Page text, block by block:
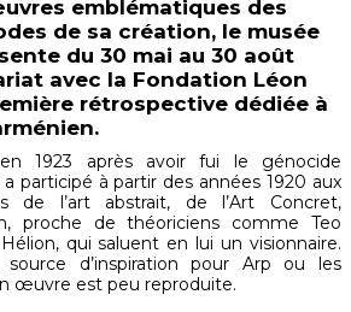
emblématiques des
de sa création, le musée
du 30 mai au 30 août
avec la Fondation Léon
rétrospective dédiée à
1923 après avoir fui le génocide
participé à partir des années 1920 aux
de l’art abstrait, de l’Art Concret,
proche de théoriciens comme Teo
qui saluent en lui un visionnaire.
d’inspiration pour Arp ou les
œuvre est peu reproduite.